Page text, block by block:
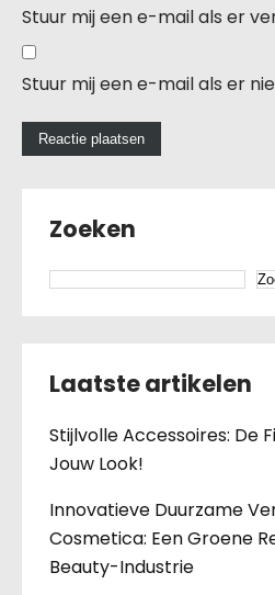
Stuur mij een e-mail als er
Stuur mij een e-mail als er
Zoeken
Laatste artikelen
Stijlvolle Accessoires: De
Jouw Look!
Innovatieve Duurzame
Cosmetica: Een Groene
Beauty-Industrie